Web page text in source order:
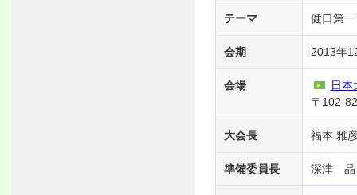
テーマ 健口第
会期 2013年
会場
日本
〒102-
大会長 福本 雅
準備委員長 深津 晶